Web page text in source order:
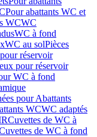
Pour abattants WC et
WCWC
WC à fond
WC au solPièces
réservoir
pour réservoir
WC à fond
pour Abattants
WCWC adaptés
Cuvettes de WC à
de WC à fond